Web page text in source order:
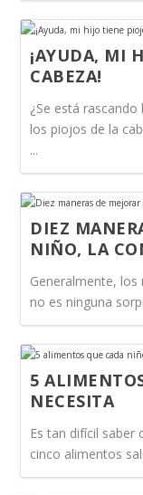
¡AYUDA, MI
CABEZA!
¿Se está
los piojos de la
...
DIEZ
NIÑO, LA
Generalmente, los
no es ninguna
5
NECESITA
Es tan difícil
cinco alimentos